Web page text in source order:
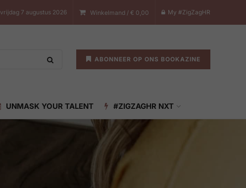
vrijdag 7 augustus 2026 Winkelmand / € 0,00 My #ZigZagHR
ABONNEER OP ONS BOOKAZINE
UNMASK YOUR TALENT #ZIGZAGHR NXT